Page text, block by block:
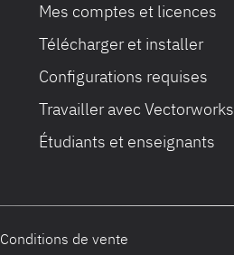
Mes comptes et licences
Télécharger et installer
Configurations requises
Travailler avec Vectorworks
Étudiants et enseignants
Conditions de vente